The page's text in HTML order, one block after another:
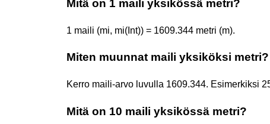
Mitä on 1 maili yksikössä metri?
1 maili (mi, mi(Int)) = 1609.344 metri (m).
Miten muunnat maili yksiköksi metri?
Kerro maili-arvo luvulla 1609.344. Esimerkiksi
Mitä on 10 maili yksikössä metri?